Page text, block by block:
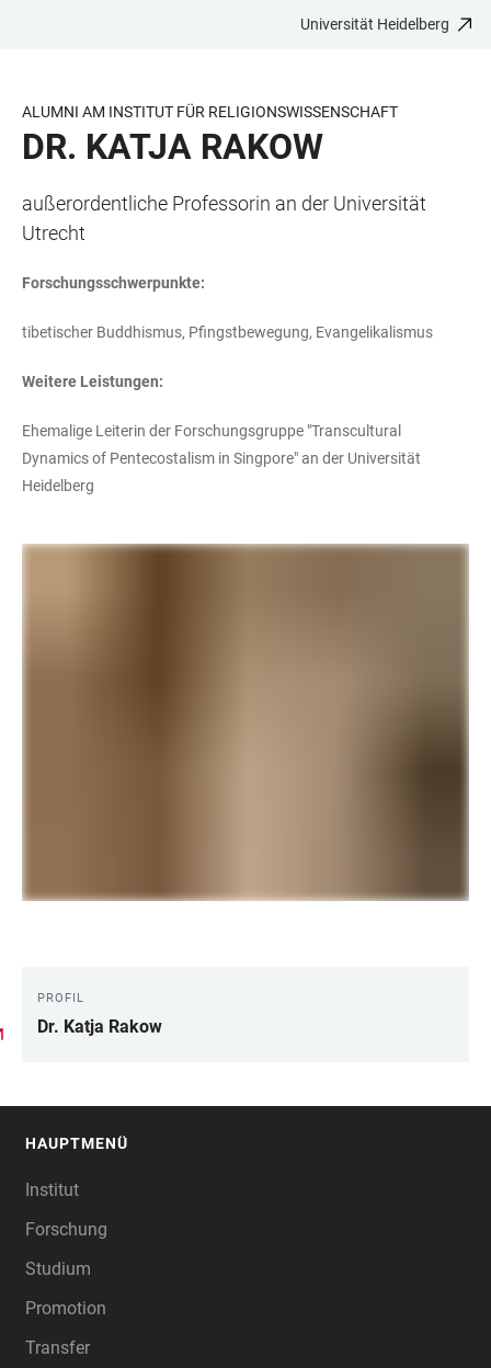
BARRIEREFREIHEIT
Universität Heidelberg
ALUMNI AM INSTITUT FÜR RELIGIONSWISSENSCHAFT
DR. KATJA RAKOW
außerordentliche Professorin an der Universität
Utrecht
Forschungsschwerpunkte:
tibetischer Buddhismus, Pfingstbewegung, Evangelikalismus
Weitere Leistungen:
Ehemalige Leiterin der Forschungsgruppe "Transcultural
Dynamics of Pentecostalism in Singpore" an der Universität
Heidelberg
LINKS
PROFIL
Dr. Katja Rakow
HAUPTMENÜ
Institut
Forschung
Studium
Promotion
Transfer